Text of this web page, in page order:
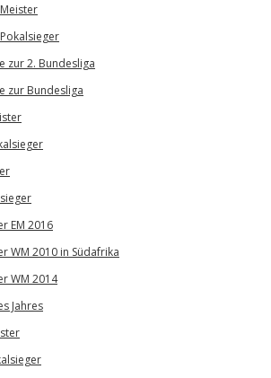
zur 2. Bundesliga
zur Bundesliga
EM 2016
WM 2010 in Südafrika
WM 2014
Jahres